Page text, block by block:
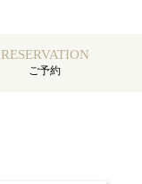
RESERVATION
ご予約